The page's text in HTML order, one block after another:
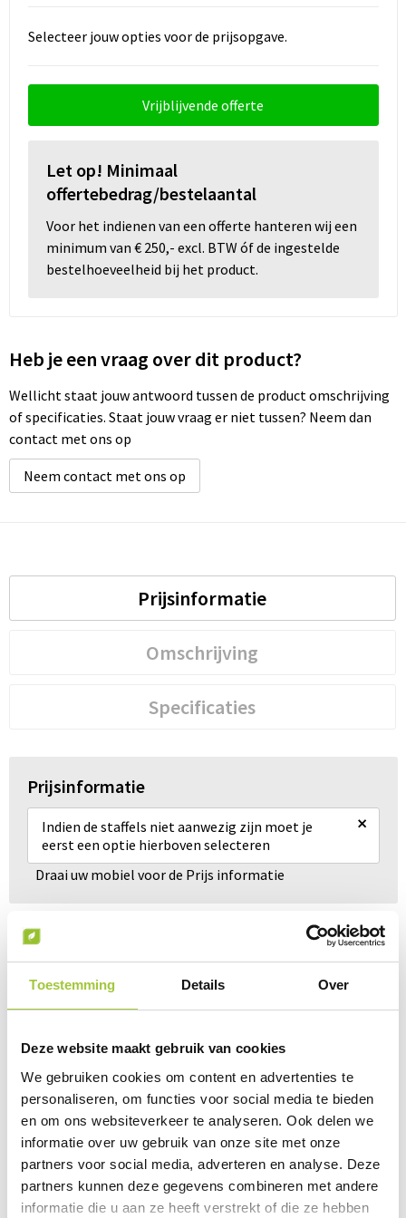
Toestemming Details Over
Deze website maakt gebruik van cookies
We gebruiken cookies om content en advertenties te
personaliseren, om functies voor social media te bieden
en om ons websiteverkeer te analyseren. Ook delen we
informatie over uw gebruik van onze site met onze
partners voor social media, adverteren en analyse. Deze
partners kunnen deze gegevens combineren met andere
informatie die u aan ze heeft verstrekt of die ze hebben
Spellen voor binnen en buiten
Sport
Tassen
Textiel
Thuiswerken
Virtueel uitje met borrelbox
Vrije tijd en strand
Wellness
Werkkleding
Relatiegeschenken zomer
Selecteer jouw opties voor de prijsopgave.
Vrijblijvende offerte
Let op! Minimaal
offertebedrag/bestelaantal
Voor het indienen van een offerte hanteren wij een
minimum van € 250,- excl. BTW óf de ingestelde
bestelhoeveelheid bij het product.
Heb je een vraag over dit product?
Wellicht staat jouw antwoord tussen de product omschrijving
of specificaties. Staat jouw vraag er niet tussen? Neem dan
contact met ons op
Neem contact met ons op
Prijsinformatie
Omschrijving
Specificaties
Prijsinformatie
Indien de staffels niet aanwezig zijn moet je
eerst een optie hierboven selecteren
×
Draai uw mobiel voor de Prijs informatie
Gerelateerde producten